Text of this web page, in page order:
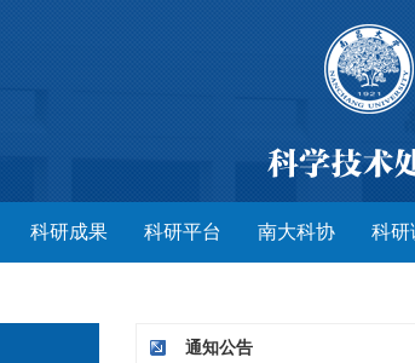
科研成果 科研平台 南大科协 科研
通知公告